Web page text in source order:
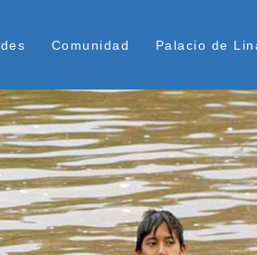
Comunidad Palacio de